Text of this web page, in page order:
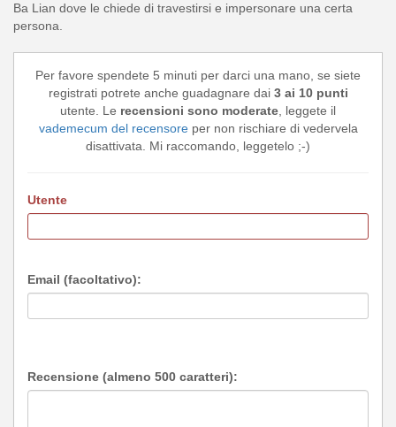
Ba Lian dove le chiede di travestirsi e impersonare una certa
persona.
Per favore spendete 5 minuti per darci una mano, se siete
registrati potrete anche guadagnare dai 3 ai 10 punti
utente. Le recensioni sono moderate, leggete il
vademecum del recensoreper non rischiare di vedervela
disattivata. Mi raccomando, leggetelo ;-)
Utente
Email (facoltativo):
Recensione (almeno 500 caratteri):